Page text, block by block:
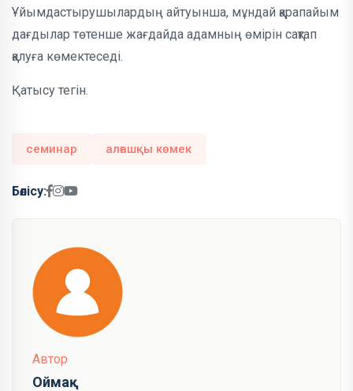
Ұйымдастырушылардың айтуынша, мұндай қарапайым
дағдылар төтенше жағдайда адамның өмірін сақтап
қалуға көмектеседі.
Қатысу тегін.
семинар алғашқы көмек
Бөлісу:
Автор
Оймақ